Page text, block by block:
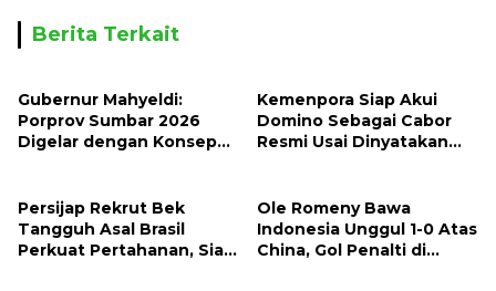
Berita Terkait
Gubernur Mahyeldi:
Porprov Sumbar 2026
Digelar dengan Konsep
Kemenpora Siap Akui
Domino Sebagai Cabor
Resmi Usai Dinyatakan
Persijap Rekrut Bek
Tangguh Asal Brasil
Perkuat Pertahanan, Siap
Ole Romeny Bawa
Indonesia Unggul 1-0 Atas
China, Gol Penalti di